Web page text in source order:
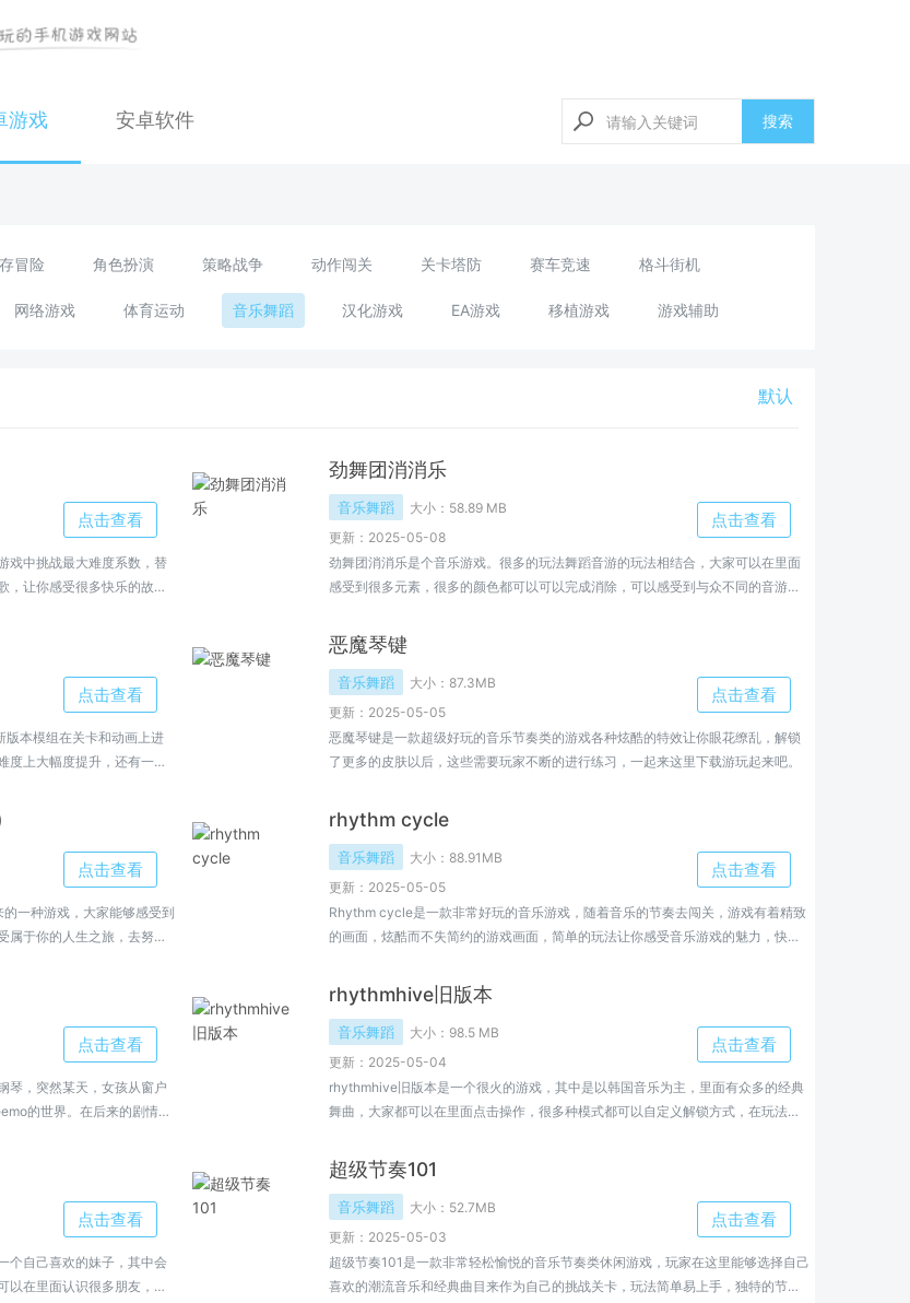
游戏 安卓软件 搜索
冒险 角色扮演 策略战争 动作闯关 关卡塔防 赛车竞速 格斗街机
网络游戏 体育运动 音乐舞蹈 汉化游戏 EA游戏 移植游戏 游戏辅助
默认
点击查看
戏中挑战最大难度系数，替
，让你感受很多快乐的故
劲舞团消消乐
音乐舞蹈 大小： 58.89 MB
更新：2025-05-08
点击查看
劲舞团消消乐是个音乐游戏。很多的玩法舞蹈音游的玩法相结合，大家可以在里面
感受到很多元素，很多的颜色都可以可以完成消除，可以感受到与众不同的音游体
点击查看
本模组在关卡和动画上进
度上大幅度提升，还有一些
恶魔琴键
音乐舞蹈 大小： 87.3MB
更新：2025-05-05
点击查看
恶魔琴键是一款超级好玩的音乐节奏类的游戏各种炫酷的特效让你眼花缭乱，解锁
了更多的皮肤以后，这些需要玩家不断的进行练习，一起来这里下载游玩起来吧。
点击查看
一种游戏，大家能够感受到
属于你的人生之旅，去努力
rhythm cycle
音乐舞蹈 大小： 88.91MB
更新：2025-05-05
点击查看
Rhythm cycle是一款非常好玩的音乐游戏，随着音乐的节奏去闯关，游戏有着精致
的画面，炫酷而不失简约的游戏画面，简单的玩法让你感受音乐游戏的魅力，快来
点击查看
琴，突然某天，女孩从窗户
的世界。在后来的剧情
rhythmhive旧版本
音乐舞蹈 大小： 98.5 MB
更新：2025-05-04
点击查看
rhythmhive旧版本是一个很火的游戏，其中是以韩国音乐为主，里面有众多的经典
舞曲，大家都可以在里面点击操作，很多种模式都可以自定义解锁方式，在玩法上
点击查看
个自己喜欢的妹子，其中会
以在里面认识很多朋友，与
超级节奏101
音乐舞蹈 大小： 52.7MB
更新：2025-05-03
点击查看
超级节奏101是一款非常轻松愉悦的音乐节奏类休闲游戏，玩家在这里能够选择自己
喜欢的潮流音乐和经典曲目来作为自己的挑战关卡，玩法简单易上手，独特的节奏